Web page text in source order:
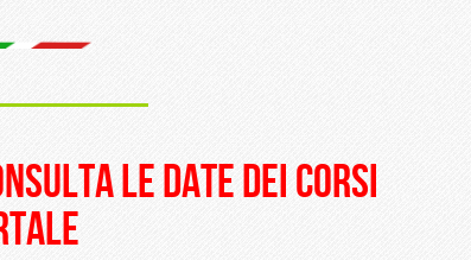
le date dei corsi